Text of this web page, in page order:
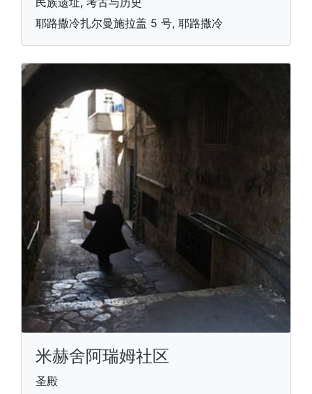
耶路撒冷扎尔曼施拉盖 5 号, 耶路撒冷
米赫舍阿瑞姆社区
圣殿